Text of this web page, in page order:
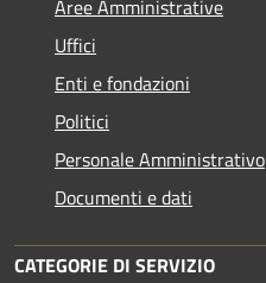
Aree Amministrative
Uffici
Enti e fondazioni
Politici
Personale Amministrativo
Documenti e dati
CATEGORIE DI SERVIZIO